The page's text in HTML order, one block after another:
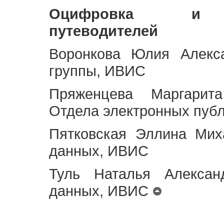
Оцифровка и
путеводителей
Воронкова Юлия
группы, ИВИС
Пряженцева
Отдела электронных
Пятковская Эллина
данных, ИВИС
Туль Наталья
данных, ИВИС